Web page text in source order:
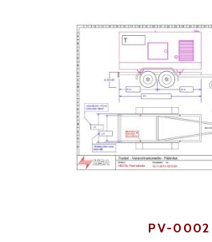
PV-0002